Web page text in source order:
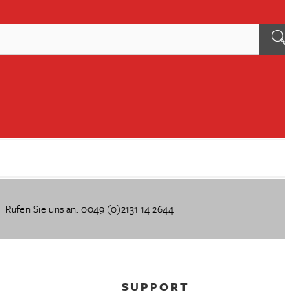
Rufen Sie uns an: 0049 (0)2131 14 2644
SUPPORT